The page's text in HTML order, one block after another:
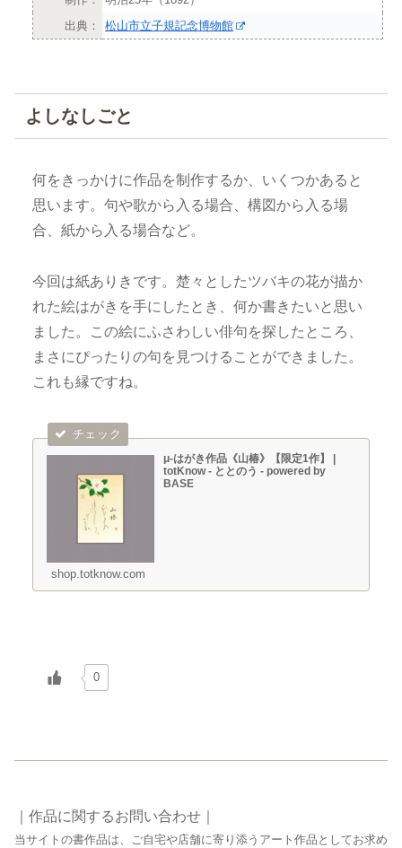
出典：
松山市立子規記念博物館
よしなしごと
何をきっかけに作品を制作するか、いくつかあると
思います。句や歌から入る場合、構図から入る場
合、紙から入る場合など。
今回は紙ありきです。楚々としたツバキの花が描か
れた絵はがきを手にしたとき、何か書きたいと思い
ました。この絵にふさわしい俳句を探したところ、
まさにぴったりの句を見つけることができました。
これも縁ですね。
μ-はがき作品《山椿》【限定1作】 |
totKnow - ととのう - powered by
BASE
shop.totknow.com
0
｜作品に関するお問い合わせ｜
当サイトの書作品は、ご自宅や店舗に寄り添うアート作品としてお求め